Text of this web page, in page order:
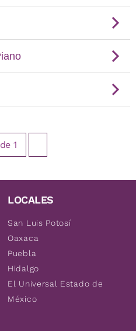
de 1
LOCALES
San Luis Potosí
Oaxaca
Puebla
Hidalgo
El Universal Estado de
México